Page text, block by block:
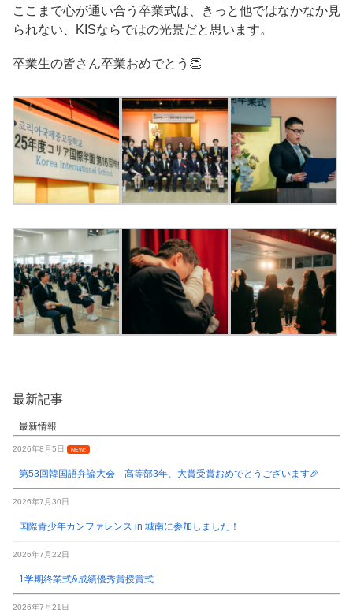
ここまで心が通い合う卒業式は、きっと他ではなかなか見
られない、KISならではの光景だと思います。
卒業生の皆さん卒業おめでとう👏
最新記事
最新情報
2026年8月5日 NEW!
第53回韓国語弁論大会 高等部3年、大賞受賞おめでとうございます🎉
2026年7月30日
国際青少年カンファレンス in 城南に参加しました！
2026年7月22日
1学期終業式&成績優秀賞授賞式
2026年7月21日